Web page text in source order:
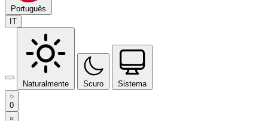
Português
IT
Naturalmente Scuro Sistema
0